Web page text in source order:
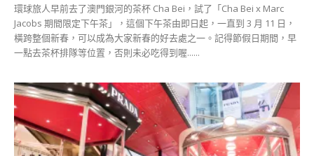
環球旅人早前去了澳門銀河的茶杯 Cha Bei，試了「Cha Bei x Marc
Jacobs 期間限定下午茶」，這個下午茶由即日起，一直到 3 月 11 日，
橫跨整個新春，可以成為大家新春的好去處之一。記得節假日期間，早
一點去茶杯排隊等位置，否則未必吃得到喔......